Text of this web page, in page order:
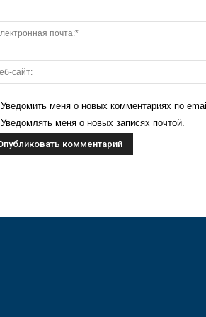
Уведомить меня о новых комментариях по
Уведомлять меня о новых записях почтой.